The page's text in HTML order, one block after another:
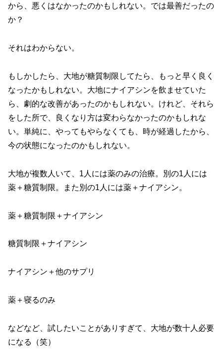
から、悪くはなかったのかもしれない。では最善だったの
か？
それはわからない。
もしかしたら、大地が糖質制限してたら、もっと早く良く
なったかもしれない。大地にナイアシンを飲ませていた
ら、劇的な改善があったのかもしれない。けれど、それら
をした所で、良くなり方は変わらなかったのかもしれな
い。単純に、やってもやらなくても、時が経過したから、
今の状態になったのかもしれない。
大地が複数人いて、1人には薬のみの治療。別の1人には
薬＋糖質制限。また別の1人には薬＋ナイアシン。
薬＋糖質制限＋ナイアシン
糖質制限＋ナイアシン
ナイアシン＋他のサプリ
薬＋寝るのみ
などなど、試したいことがありすぎて、大地が数十人必要
になる（笑）